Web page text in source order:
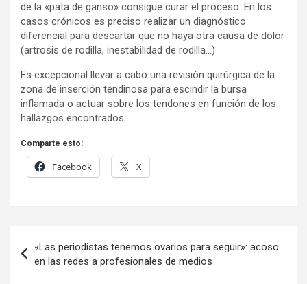
de la «pata de ganso» consigue curar el proceso. En los
casos crónicos es preciso realizar un diagnóstico
diferencial para descartar que no haya otra causa de dolor
(artrosis de rodilla, inestabilidad de rodilla…)
Es excepcional llevar a cabo una revisión quirúrgica de la
zona de inserción tendinosa para escindir la bursa
inflamada o actuar sobre los tendones en función de los
hallazgos encontrados.
Comparte esto:
Facebook X
de
«Las periodistas tenemos ovarios para seguir»: acoso
en las redes a profesionales de medios